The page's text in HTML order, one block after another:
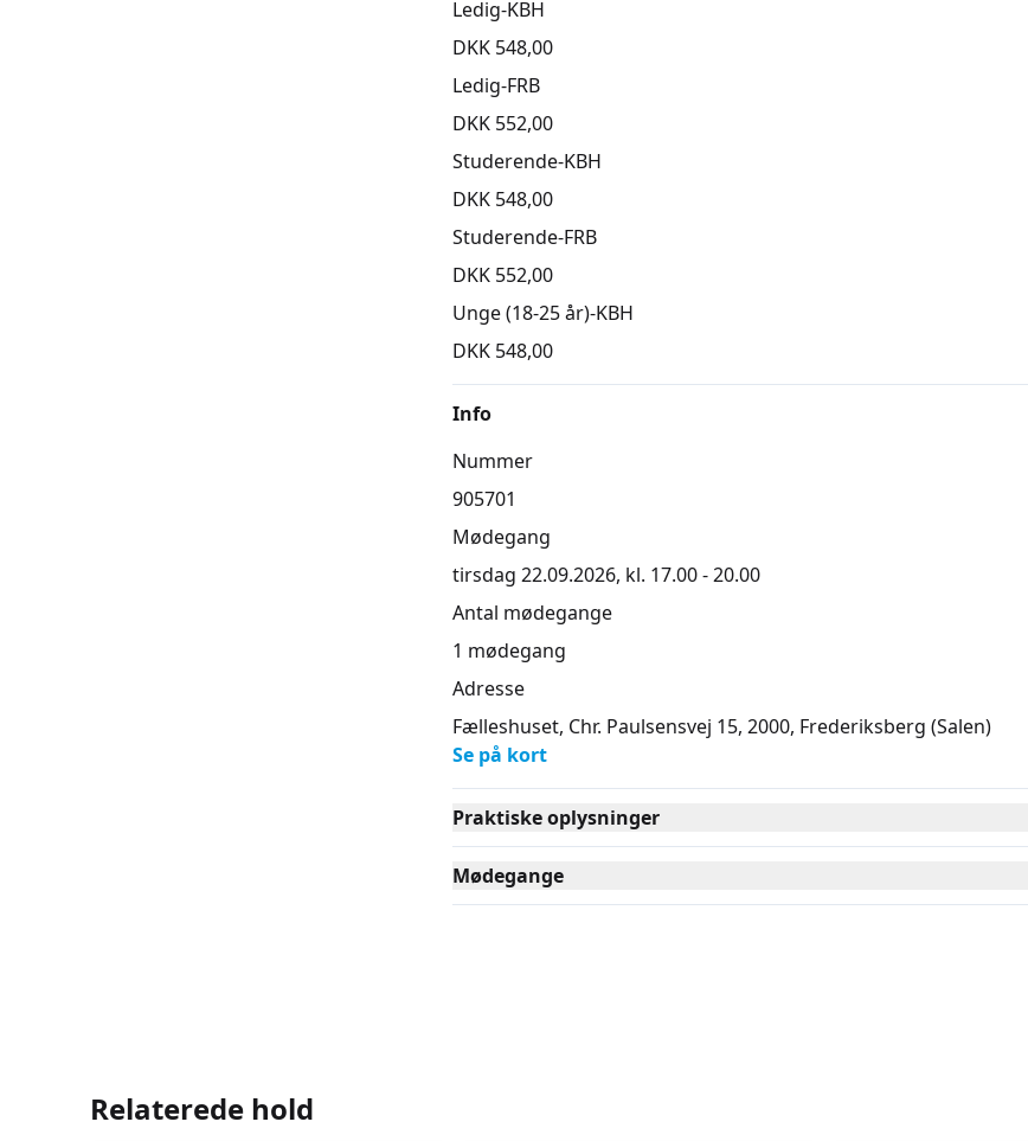
Ledig-KBH
DKK 548,00
Ledig-FRB
DKK 552,00
Studerende-KBH
DKK 548,00
Studerende-FRB
DKK 552,00
Unge (18-25 år)-KBH
DKK 548,00
Info
Nummer
905701
Mødegang
tirsdag 22.09.2026, kl. 17.00 - 20.00
Antal mødegange
1 mødegang
Adresse
Fælleshuset, Chr. Paulsensvej 15, 2000, Frederiksberg (Salen)
Se på kort
Praktiske oplysninger
Mødegange
Relaterede hold